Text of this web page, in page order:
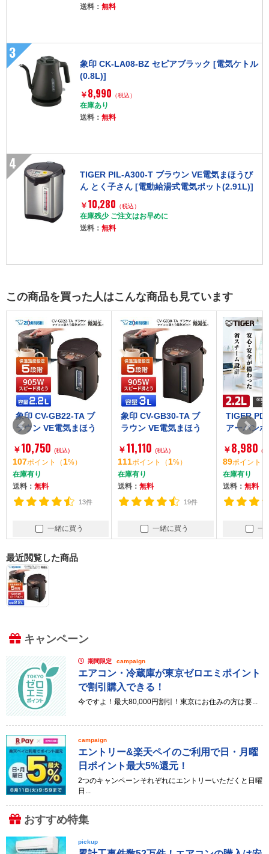
送料：無料
3
象印 CK-LA08-BZ セピアブラック [電気ケトル
(0.8L)]
￥ 8,990 （税込）
在庫あり
送料：無料
4
TIGER PIL-A300-T ブラウン VE電気まほうび
ん とく子さん [電動給湯式電気ポット(2.91L)]
￥ 10,280 （税込）
在庫残少 ご注文はお早めに
送料：無料
この商品を買った人はこんな商品も見ています
象印 CV-GB22-TA ブ
ラウン VE電気まほう
沸とう電気ポット（2.
2L）]
￥10,750 (税込)
107ポイント （ 1%）
在庫有り
送料： 無料
13件
一緒に買う
象印 CV-GB30-TA ブ
ラウン VE電気まほう
沸とう電気ポット（3.
0L）]
￥11,110 (税込)
111ポイント （ 1%）
在庫有り
送料： 無料
19件
一緒に買う
TIGER
アーバン
L)]
￥8,980 (
89ポイント
在庫有り
送料： 無料
一
最近閲覧した商品
キャンペーン
期間限定 campaign
エアコン・冷蔵庫が東京ゼロエミポイント
で割引購入できる！
今ですよ！最大80,000円割引！東京にお住みの方は要...
campaign
エントリー&楽天ペイのご利用で日・月曜
日ポイント最大5%還元！
2つのキャンペーンそれぞれにエントリーいただくと日曜
日...
おすすめ特集
pickup